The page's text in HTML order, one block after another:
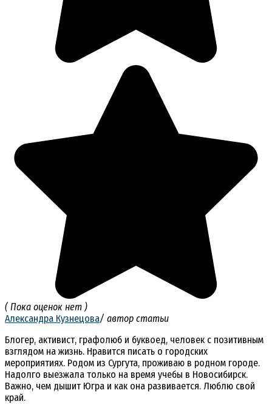
( Пока оценок нет )
Александра Кузнецова/ автор статьи
Блогер, активист, графолюб и буквоед, человек с позитивным
взглядом на жизнь. Нравится писать о городских
мероприятиях. Родом из Сургута, проживаю в родном городе.
Надолго выезжала только на время учебы в Новосибирск.
Важно, чем дышит Югра и как она развивается. Люблю свой
край.